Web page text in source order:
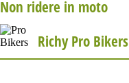
Non ridere in moto
Richy Pro Bikers